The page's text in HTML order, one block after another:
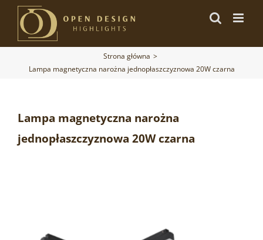
Przejdź
zawartości
Strona główna
Lampa magnetyczna narożna jednopłaszczyznowa 20W czarna
Lampa magnetyczna narożna
jednopłaszczyznowa 20W czarna